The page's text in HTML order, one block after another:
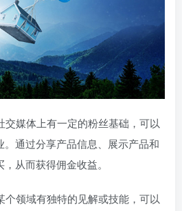
交媒体上有一定的粉丝基础，可以
通过分享产品信息、展示产品和
从而获得佣金收益。
个领域有独特的见解或技能，可以